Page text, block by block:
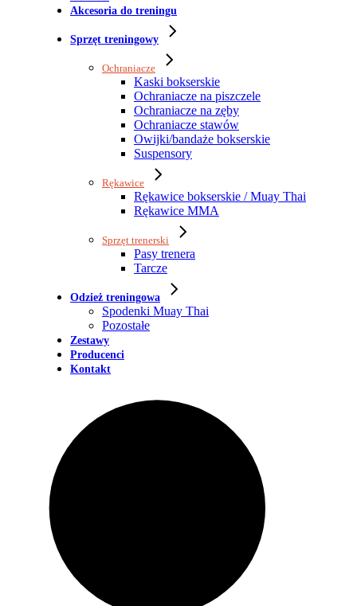
Akcesoria do treningu
Sprzęt treningowy
Ochraniacze
Kaski bokserskie
Ochraniacze na piszczele
Ochraniacze na zęby
Ochraniacze stawów
Owijki/bandaże bokserskie
Suspensory
Rękawice
Rękawice bokserskie / Muay Thai
Rękawice MMA
Sprzęt trenerski
Pasy trenera
Tarcze
Odzież treningowa
Spodenki Muay Thai
Pozostałe
Zestawy
Producenci
Kontakt